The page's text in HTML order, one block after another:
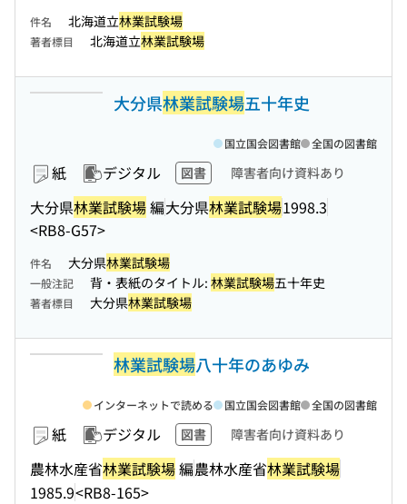
件名 北海道立林業試験場
著者標目 北海道立林業試験場
大分県林業試験場五十年史
紙 デジタル 図書 障害者向け資料あり
大分県林業試験場編大分県林業試験場1998.3
<RB8-G57>
国立国会図書館 全国の図書館
件名 大分県林業試験場
一般注記 背・表紙のタイトル: 林業試験場五十年史
著者標目 大分県林業試験場
林業試験場八十年のあゆみ
紙 デジタル 図書 障害者向け資料あり
農林水産省林業試験場編農林水産省林業試験場
1985.9<RB8-165>
インターネットで読める 国立国会図書館 全国の図書館